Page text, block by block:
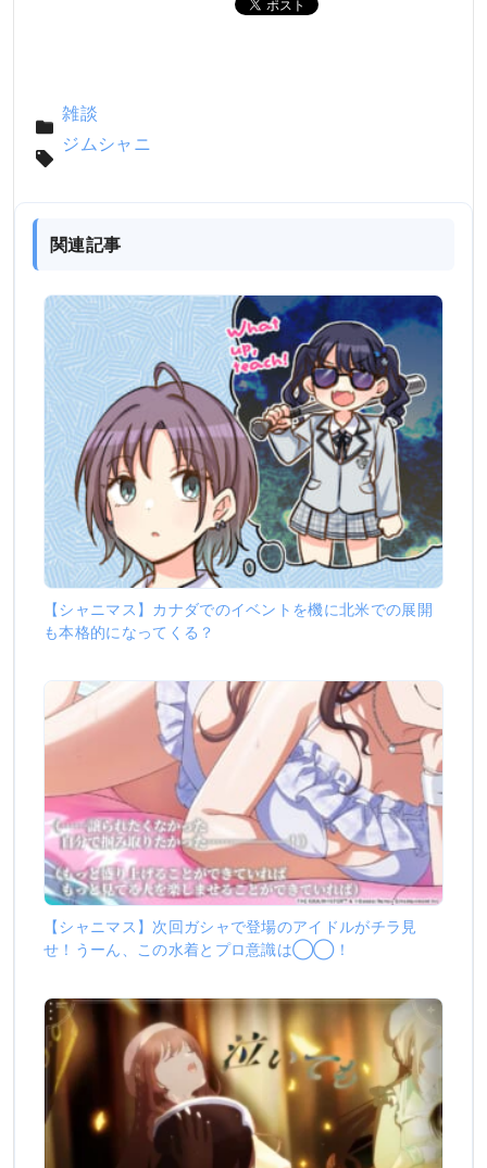
雑談
ジムシャニ
関連記事
【シャニマス】カナダでのイベントを機に北米での展開
も本格的になってくる？
【シャニマス】次回ガシャで登場のアイドルがチラ見
せ！うーん、この水着とプロ意識は◯◯！